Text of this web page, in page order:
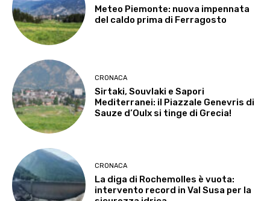
Meteo Piemonte: nuova impennata
del caldo prima di Ferragosto
CRONACA
Sirtaki, Souvlaki e Sapori
Mediterranei: il Piazzale Genevris di
Sauze d’Oulx si tinge di Grecia!
CRONACA
La diga di Rochemolles è vuota:
intervento record in Val Susa per la